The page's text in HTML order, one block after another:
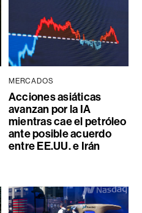
MERCADOS
Acciones asiáticas
avanzan por la IA
mientras cae el petróleo
ante posible acuerdo
entre EE.UU. e Irán